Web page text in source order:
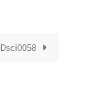
Dsci0058